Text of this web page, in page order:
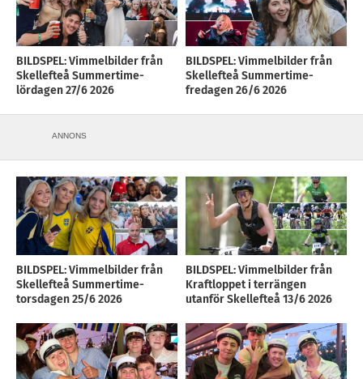
BILDSPEL: Vimmelbilder från
Skellefteå Summertime-
lördagen 27/6 2026
BILDSPEL: Vimmelbilder från
Skellefteå Summertime-
fredagen 26/6 2026
ANNONS
BILDSPEL: Vimmelbilder från
Skellefteå Summertime-
torsdagen 25/6 2026
BILDSPEL: Vimmelbilder från
Kraftloppet i terrängen
utanför Skellefteå 13/6 2026